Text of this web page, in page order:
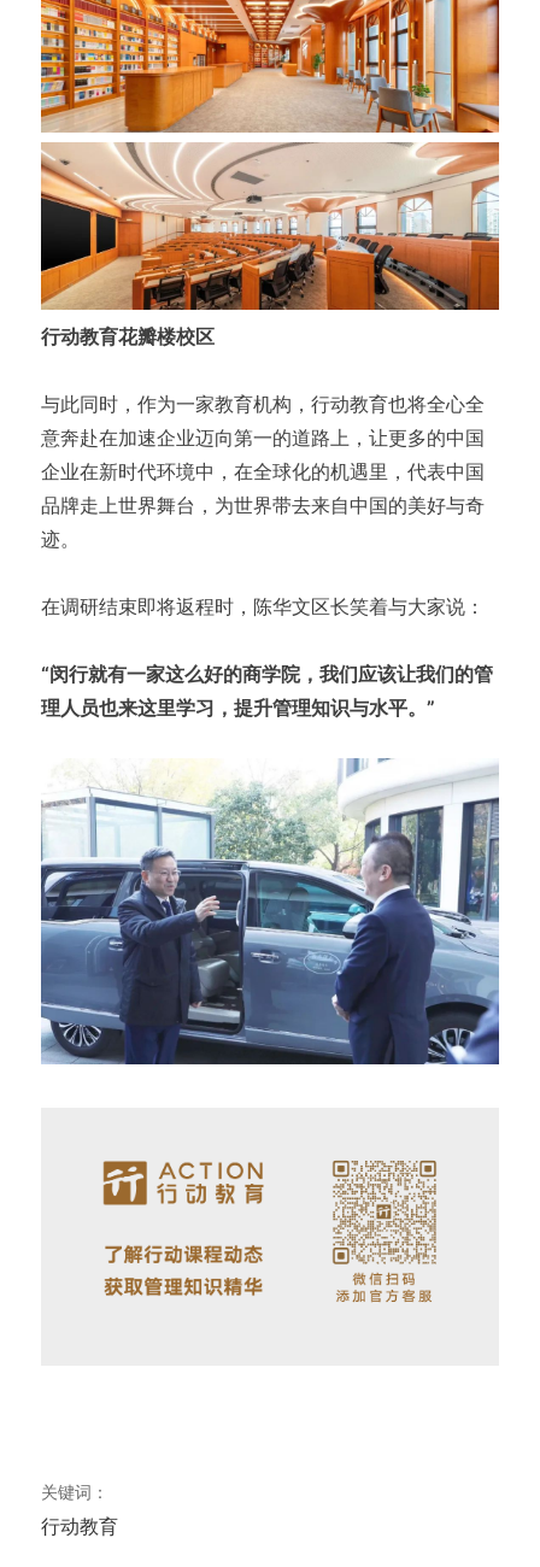
行动教育花瓣楼校区
与此同时，作为一家教育机构，行动教育也将全心全
意奔赴在加速企业迈向第一的道路上，让更多的中国
企业在新时代环境中，在全球化的机遇里，代表中国
品牌走上世界舞台，为世界带去来自中国的美好与奇
迹。
在调研结束即将返程时，陈华文区长笑着与大家说：
“闵行就有一家这么好的商学院，我们应该让我们的管
理人员也来这里学习，提升管理知识与水平。”
关键词：
行动教育